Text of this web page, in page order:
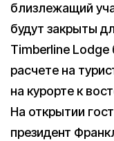
близлежащий
будут закрыты
Timberline Lodge
расчете на
на курорте к
На открытии
президент